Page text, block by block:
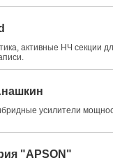
активные НЧ секции
усилители
"APSON"